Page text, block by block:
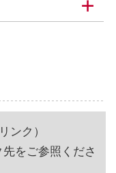
ンク）
をご参照くださ